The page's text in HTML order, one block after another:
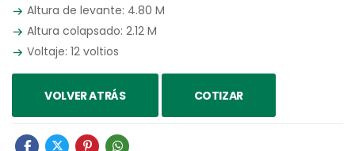
Altura de levante: 4.80 M
Altura colapsado: 2.12 M
Voltaje: 12 voltios
VOLVER ATRÁS COTIZAR